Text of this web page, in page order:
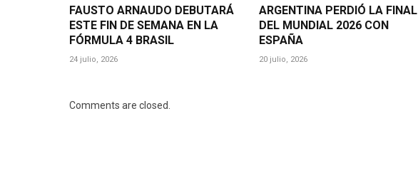
FAUSTO ARNAUDO DEBUTARÁ
ESTE FIN DE SEMANA EN LA
FÓRMULA 4 BRASIL
24 julio, 2026
ARGENTINA PERDIÓ LA FINAL
DEL MUNDIAL 2026 CON
ESPAÑA
20 julio, 2026
Comments are closed.